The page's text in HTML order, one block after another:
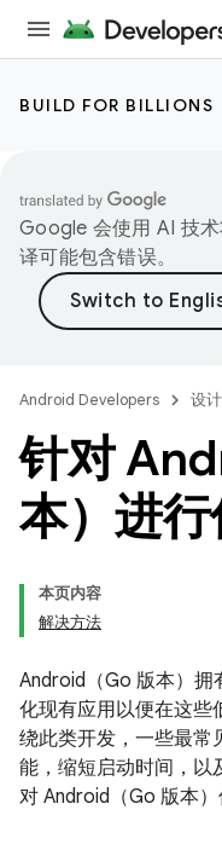
BUILD FOR BILLIONS
Google 会使用 AI 技
译可能包含错误。
Android Developers 设
针对
本）进
本页内容
解决方法
Android（Go 版本）拥
化现有应用以便在这些
绕此类开发，一些最常
能，缩短启动时间，以
对 Android（Go 版本）